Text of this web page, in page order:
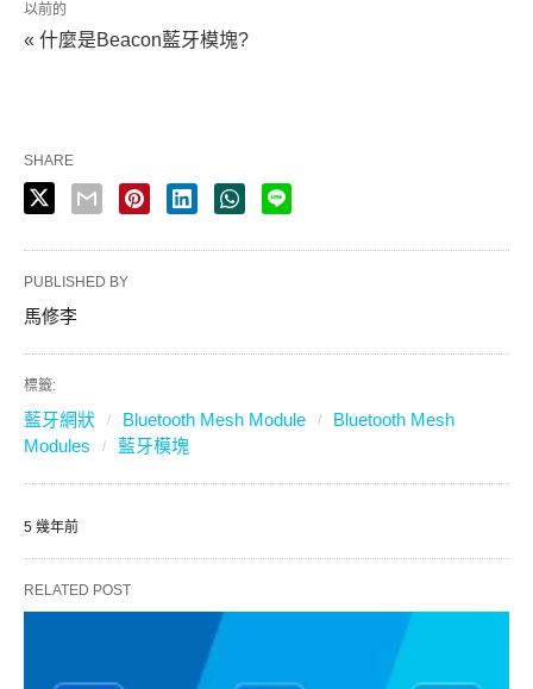
以前的
« 什麼是Beacon藍牙模塊?
SHARE
PUBLISHED BY
馬修李
標籤:
藍牙網狀 Bluetooth Mesh Module
Bluetooth Mesh
Modules
藍牙模塊
5 幾年前
RELATED POST